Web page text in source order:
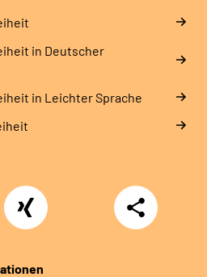
in Deutscher
in Leichter Sprache
Xing
Teilen